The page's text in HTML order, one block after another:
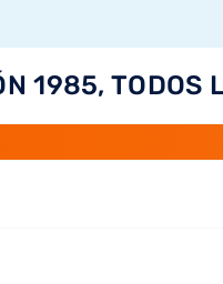
1985, TODOS